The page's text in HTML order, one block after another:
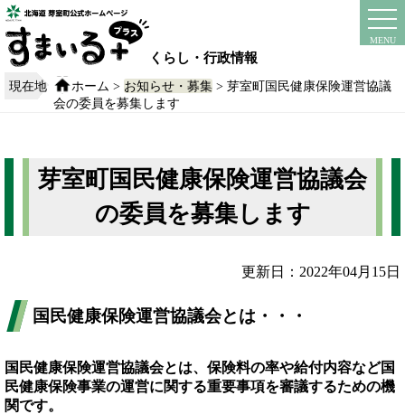
本
文
へ
移
動
くらし・行政情報
MENU
instagram
現在地 ホーム > お知らせ・募集> 芽室町国民健康保険運営協議
会の委員を募集します
芽室町国民健康保険運営協議会
の委員を募集します
更新日：2022年04月15日
国民健康保険運営協議会とは・・・
国民健康保険運営協議会とは、保険料の率や給付内容など国
民健康保険事業の運営に関する重要事項を審議するための機
関です。